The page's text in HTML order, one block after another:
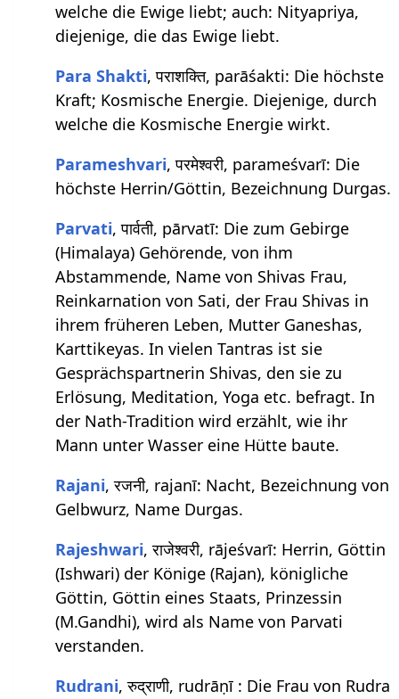
welche die Ewige liebt; auch: Nityapriya,
diejenige, die das Ewige liebt.
Para Shakti, पराशक्ति, parāśakti: Die höchste
Kraft; Kosmische Energie. Diejenige, durch
welche die Kosmische Energie wirkt.
Parameshvari, परमेश्वरी, parameśvarī: Die
höchste Herrin/Göttin, Bezeichnung Durgas.
Parvati, पार्वती, pārvatī: Die zum Gebirge
(Himalaya) Gehörende, von ihm
Abstammende, Name von Shivas Frau,
Reinkarnation von Sati, der Frau Shivas in
ihrem früheren Leben, Mutter Ganeshas,
Karttikeyas. In vielen Tantras ist sie
Gesprächspartnerin Shivas, den sie zu
Erlösung, Meditation, Yoga etc. befragt. In
der Nath-Tradition wird erzählt, wie ihr
Mann unter Wasser eine Hütte baute.
Rajani, रजनी, rajanī: Nacht, Bezeichnung von
Gelbwurz, Name Durgas.
Rajeshwari, राजेश्वरी, rājeśvarī: Herrin, Göttin
(Ishwari) der Könige (Rajan), königliche
Göttin, Göttin eines Staats, Prinzessin
(M.Gandhi), wird als Name von Parvati
verstanden.
Rudrani, रुद्राणी, rudrāṇī : Die Frau von Rudra